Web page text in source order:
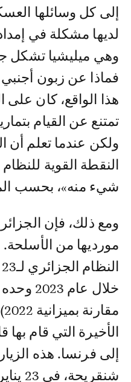
إلى كل وسائلها
لديها مشكلة في
وهي ميليشيا تشكل
فماذا عن زبون
هذا الواقع، كان على
تمتنع عن القيام
ولكن عندما تعلم أن
النقطة القوية
شيء منه»، بحسب
ومع ذلك، فإن
مورديها من
الأخيرة التي قام
إلى فرنسا. هذه